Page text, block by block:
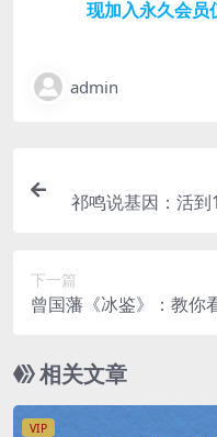
现加入永久会员
admin
祁鸣说基因：活
下一篇
曾国藩《冰鉴》：教你
相关文章
VIP